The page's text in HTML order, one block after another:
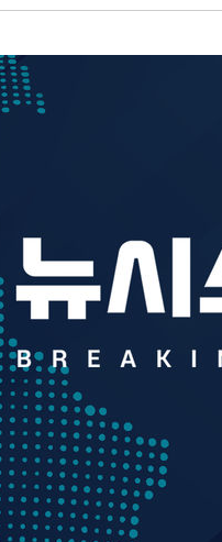
마음 느꼈고, 많은 트로피 원해
환자 3000명 돌파
도로 잠기고 담벼락 붕괴
리 발견…감정가 1.3억원
대, 닷새 만에 숨진 채 발견
'홈팀' 일본과 한일전
복…1명 사망·1명 실종
고 35도' 무더위, 열대야 계속[
란 사과…쇄신의 기회로 삼겠다"
구협회 "실망과 걱정 안겨드려 죄
최대 150㎜ 비
나스닥 1.3%↑